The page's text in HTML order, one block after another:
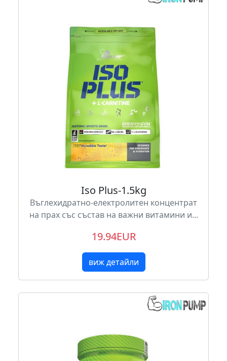
Iso Plus-1.5kg
Въглехидратно-електролитен концентрат
на прах със състав на важни витамини и...
19.94EUR
виж детайли